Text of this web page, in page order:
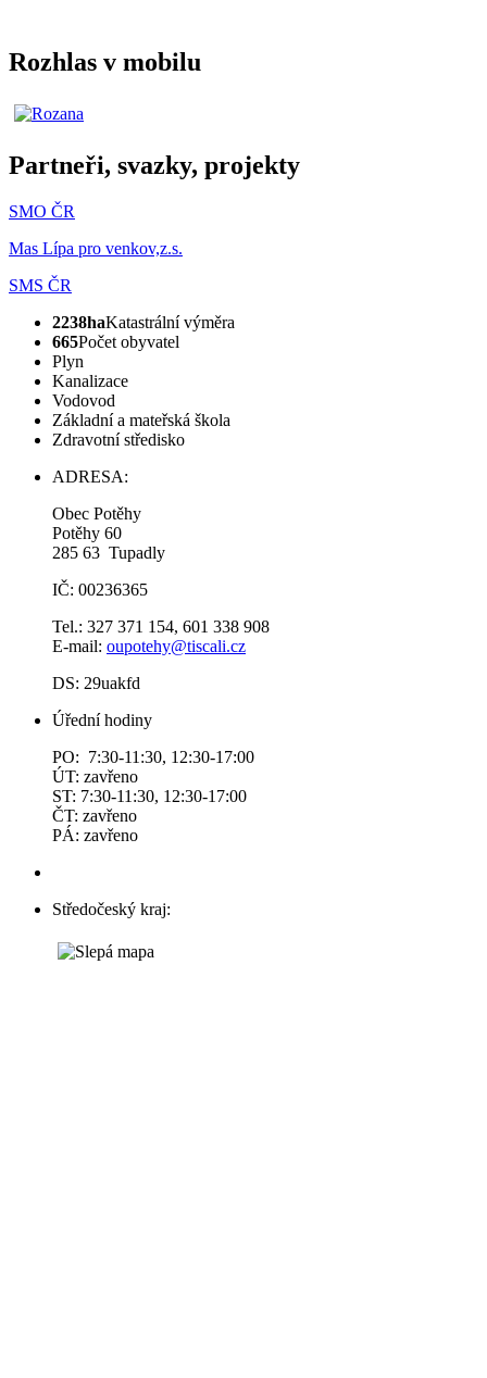
Rozhlas v mobilu
Partneři, svazky, projekty
SMO ČR
Mas Lípa pro venkov,z.s.
SMS ČR
2238haKatastrální výměra
665Počet obyvatel
Plyn
Kanalizace
Vodovod
Základní a mateřská škola
Zdravotní středisko
ADRESA:
Obec Potěhy
Potěhy 60
285 63 Tupadly
IČ: 00236365
Tel.: 327 371 154, 601 338 908
E-mail: oupotehy@tiscali.cz
DS: 29uakfd
Úřední hodiny
PO: 7:30-11:30, 12:30-17:00
ÚT: zavřeno
ST: 7:30-11:30, 12:30-17:00
ČT: zavřeno
PÁ: zavřeno
Středočeský kraj: